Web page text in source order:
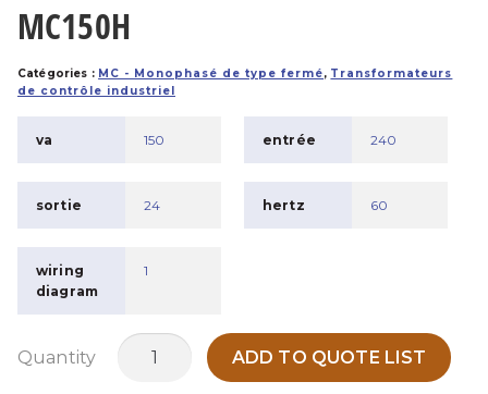
MC150H
Catégories : MC - Monophasé de type fermé, Transformateurs
de contrôle industriel
va 150 entrée 240
sortie 24 hertz 60
wiring
diagram
1
Quantity
quantité
ADD TO QUOTE LIST